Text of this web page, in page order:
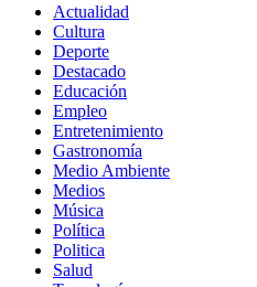
Actualidad
Cultura
Deporte
Destacado
Educación
Empleo
Entretenimiento
Gastronomía
Medio Ambiente
Medios
Música
Política
Politica
Salud